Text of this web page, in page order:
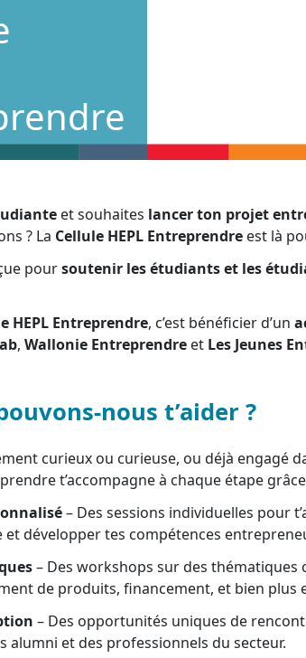
et souhaites lancer ton projet
? La Cellule HEPL Entreprendre est là
poursoutenir les étudiants et les
HEPL Entreprendre, c’est bénéficier d’un
, Wallonie Entreprendre et Les Jeunes
nous t’aider ?
curieux ou curieuse, ou déjà engagé
t’accompagne à chaque étape
– Des sessions individuelles pour
développer tes compétences
– Des workshops sur des thématiques
de produits, financement, et bien plus
– Des opportunités uniques de
alumni et des professionnels du secteur.